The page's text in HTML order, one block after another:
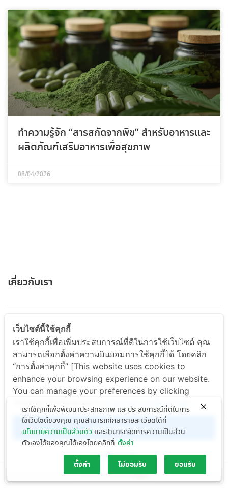
ทำความรู้จัก “สารสกัดจากพืช” สำหรับอาหารและ
ผลิตภัณฑ์เสริมอาหารเพื่อสุขภาพ
08/04/2026
เกี่ยวกับเรา
ABOUT US
สินค้าและบริการ
PRODUCT & SERVICE
ข่าวสารและกิจกรรม
Copyright © 2024 Nutritionsc Company Limited
เราใช้คุกกี้เพื่อพัฒนาประสิทธิภาพ และประสบการณ์ที่ดีในการ
ใช้เว็บไซต์ของคุณ คุณสามารถศึกษารายละเอียดได้ที่
นโยบายความเป็นส่วนตัว และสามารถจัดการความเป็นส่วน
ตัวเองได้ของคุณได้เองโดยคลิกที่ ตั้งค่า
ตั้งค่า ไม่ยอมรับ ยอมรับ
เว็บไซต์นี้ใช้คุกกี้
เราใช้คุกกี้เพื่อเพิ่มประสบการณ์ที่ดีในการใช้เว็บไซต์ คุณ
สามารถเลือกตั้งค่าความยินยอมการใช้คุกกี้ได้ โดยคลิก
“การตั้งค่าคุกกี้” [This website uses cookies to
enhance your browsing experience on our website.
You can manage your preferences by clicking
"Change Preferences".]
นโยบายความเป็นส่วนตัว
ยอมรับทั้งหมด
การตั้งค่าคุกกี้